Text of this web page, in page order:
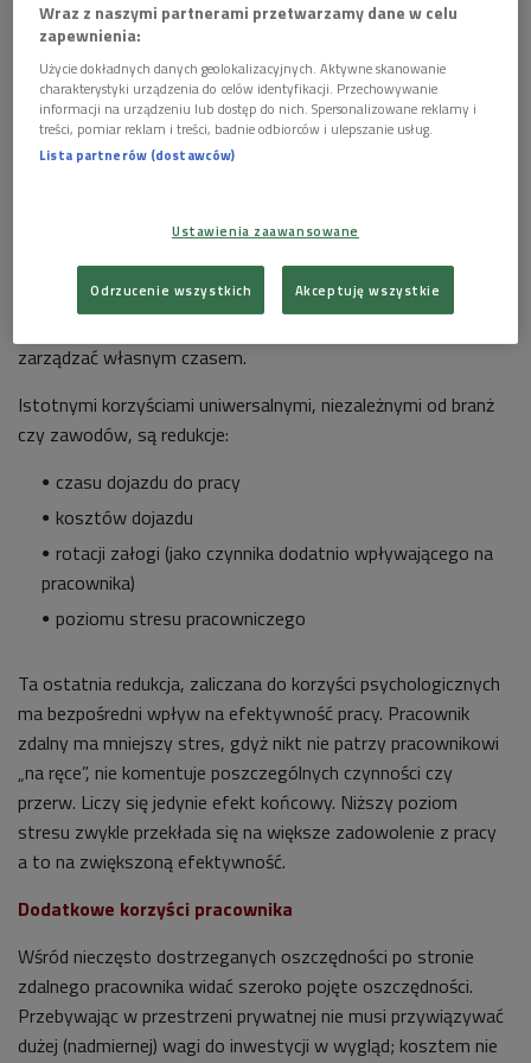
niemożliwa jest realna korzyść pracodawcy bez integralnej
korzyści pracownika.
Wiele aktywności, profesji i branż
Jak wiadomo prace zdalną mogą wykonywać pracownicy wielu
zdalnej pracują programiści, graficy, webmasterzy, czy
copywriterzy. Korzyścią główną w tym sektorze jest
elastyczność czasu pracy i znacznie łatwiejsze godzenie
zarządzać własnym czasem.
Istotnymi korzyściami uniwersalnymi, niezależnymi od branż
czy zawodów, są redukcje:
czasu dojazdu do pracy
kosztów dojazdu
rotacji załogi (jako czynnika dodatnio wpływającego na
pracownika)
poziomu stresu pracowniczego
Ta ostatnia redukcja, zaliczana do korzyści psychologicznych
ma bezpośredni wpływ na efektywność pracy. Pracownik
zdalny ma mniejszy stres, gdyż nikt nie patrzy pracownikowi
„na ręce”, nie komentuje poszczególnych czynności czy
przerw. Liczy się jedynie efekt końcowy. Niższy poziom
stresu zwykle przekłada się na większe zadowolenie z pracy
a to na zwiększoną efektywność.
Dodatkowe korzyści pracownika
Wśród nieczęsto dostrzeganych oszczędności po stronie
zdalnego pracownika widać szeroko pojęte oszczędności.
Przebywając w przestrzeni prywatnej nie musi przywiązywać
dużej (nadmiernej) wagi do inwestycji w wygląd; kosztem nie
Wraz z naszymi partnerami przetwarzamy dane w celu
zapewnienia:
Użycie dokładnych danych geolokalizacyjnych. Aktywne skanowanie
charakterystyki urządzenia do celów identyfikacji. Przechowywanie
informacji na urządzeniu lub dostęp do nich. Spersonalizowane reklamy i
treści, pomiar reklam i treści, badnie odbiorców i ulepszanie usług.
Lista partnerów (dostawców)
Ustawienia zaawansowane
Odrzucenie wszystkich Akceptuję wszystkie